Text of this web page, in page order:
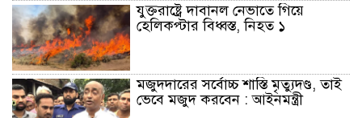
যুক্তরাষ্ট্রে দাবানল নেভাতে গিয়ে
হেলিকপ্টার বিধ্বস্ত, নিহত ১
মজুদদারের সর্বোচ্চ শাস্তি মৃত্যুদণ্ড, তাই
ভেবে মজুদ করবেন : আইনমন্ত্রী